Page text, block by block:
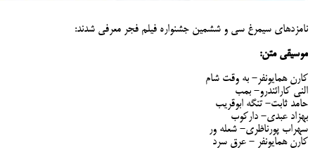
نامزدهای سیمرغ سی و ششمین جشنواره فیلم فجر معرفی شدند:
موسیقی متن:
کارن همایونفر- به وقت شام
النی کارائندرو- بمب
حامد ثابت- تنگه ابوقریب
بهزاد عبدی- دارکوب
سهراب پورناظری- شعله ور
کارن همایونفر - عرق سرد